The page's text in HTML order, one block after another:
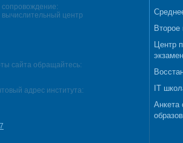
центр
сайта обращайтесь:
адрес института:
Центр
IT
Анкета